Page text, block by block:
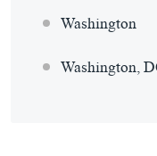
Washington
Washington,